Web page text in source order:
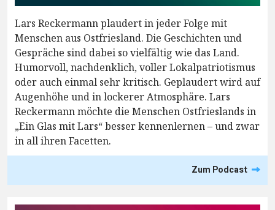
Lars Reckermann plaudert in jeder Folge mit
Menschen aus Ostfriesland. Die Geschichten und
Gespräche sind dabei so vielfältig wie das Land.
Humorvoll, nachdenklich, voller Lokalpatriotismus
oder auch einmal sehr kritisch. Geplaudert wird auf
Augenhöhe und in lockerer Atmosphäre. Lars
Reckermann möchte die Menschen Ostfrieslands in
„Ein Glas mit Lars“ besser kennenlernen – und zwar
in all ihren Facetten.
Zum Podcast